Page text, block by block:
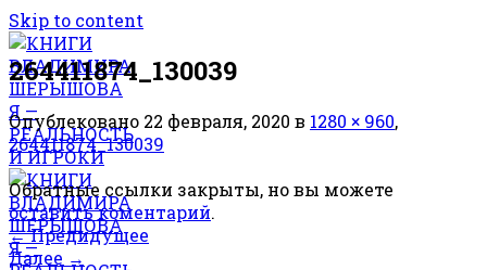
Skip to content
264411874_130039
Опублековано 22 февраля, 2020 в 1280 × 960,
264411874_130039
Обратные ссылки закрыты, но вы можете
оставить коментарий.
←Предидущее
Далее →